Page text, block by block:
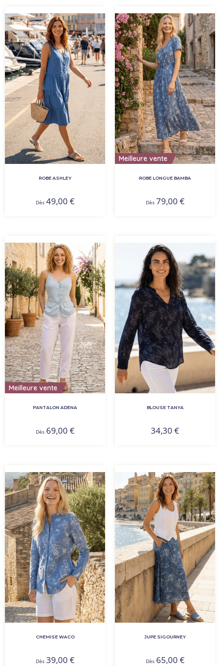
ROBE ASHLEY
Dès 49,00 €
Meilleure vente
ROBE LONGUE BAMBA
Dès 79,00 €
Meilleure vente
PANTALON ADENA
Dès 69,00 €
BLOUSE TANYA
34,30 €
CHEMISE WACO
Dès 39,00 €
JUPE SIGOURNEY
Dès 65,00 €